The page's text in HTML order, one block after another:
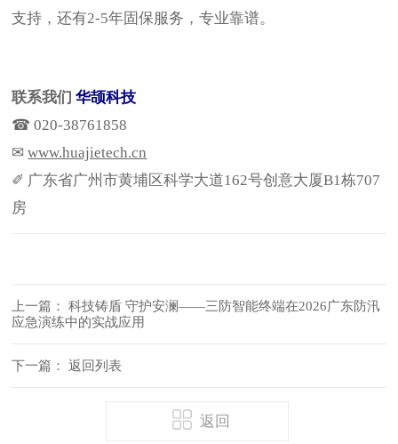
支持，还有2-5年固保服务，专业靠谱。
联系我们华颉科技
☎ 020-38761858
✉www.huajietech.cn
✐ 广东省广州市黄埔区科学大道162号创意大厦B1栋707
房
上一篇：
科技铸盾 守护安澜——三防智能终端在2026广东防汛
应急演练中的实战应用
下一篇： 返回列表
返回